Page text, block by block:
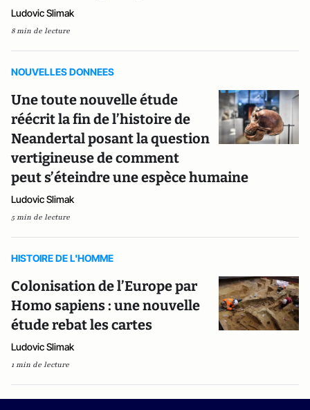
Ludovic Slimak
8 min de lecture
NOUVELLES DONNEES
Une toute nouvelle étude
réécrit la fin de l’histoire de
Neandertal posant la question
vertigineuse de comment
peut s’éteindre une espèce humaine
Ludovic Slimak
5 min de lecture
HISTOIRE DE L'HOMME
Colonisation de l’Europe par
Homo sapiens : une nouvelle
étude rebat les cartes
Ludovic Slimak
1 min de lecture